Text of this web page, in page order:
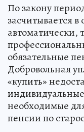
По закону
засчитывается
автоматически,
обязательные
Добровольная
«купить»
необходимые
пенсии по